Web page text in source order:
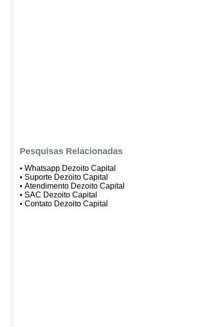
Pesquisas Relacionadas
• Whatsapp Dezoito Capital
• Suporte Dezoito Capital
• Atendimento Dezoito Capital
• SAC Dezoito Capital
• Contato Dezoito Capital